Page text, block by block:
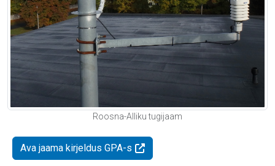
Roosna-Alliku tugijaam
Ava jaama kirjeldus GPA-s